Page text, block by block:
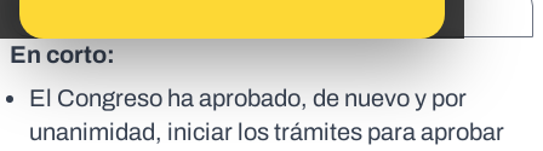
En corto:
El Congreso ha aprobado, de nuevo y por
unanimidad, iniciar los trámites para aprobar